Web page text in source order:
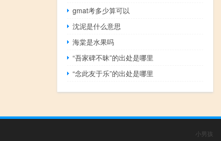
gmat考多少算可以
沈泥是什么意思
海棠是水果吗
“吾家碑不昧”的出处是哪里
“念此友于乐”的出处是哪里
小男孩